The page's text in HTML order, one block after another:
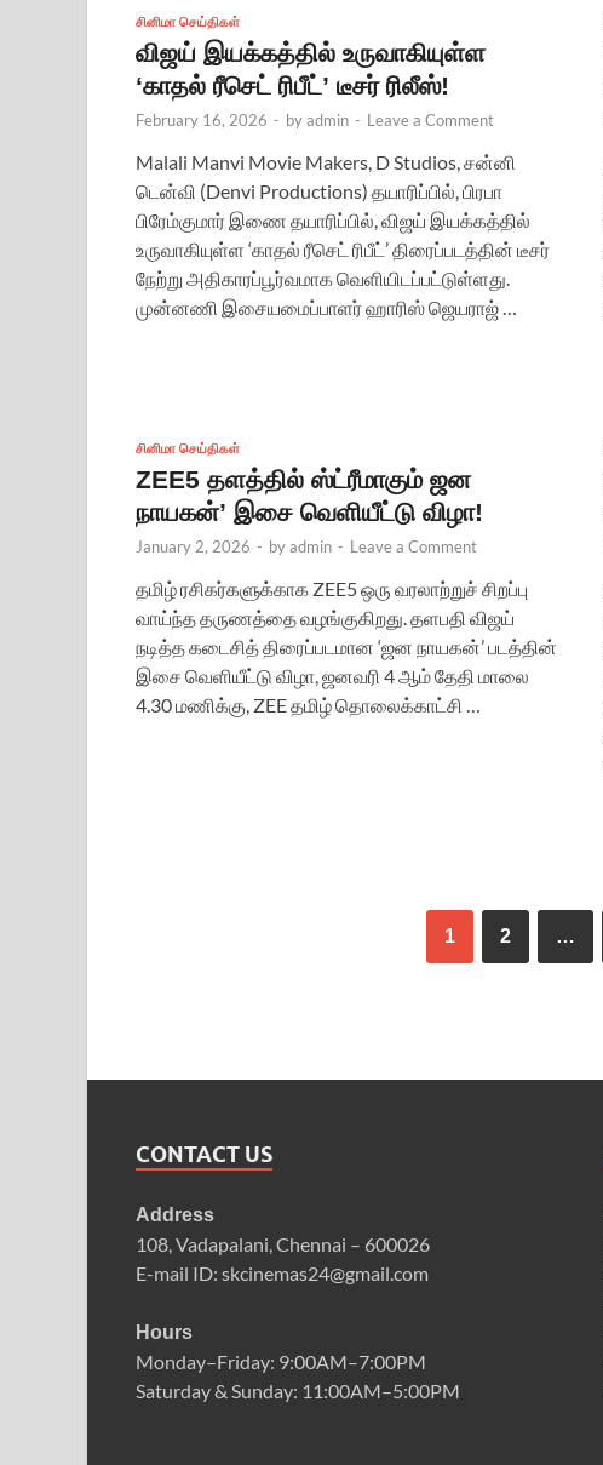
சினிமா செய்திகள்
விஜய் இயக்கத்தில் உருவாகியுள்ள
‘காதல் ரீசெட் ரிபீட்’ டீசர் ரிலீஸ்!
February 16, 2026 - byadmin - Leave a Comment
Malali Manvi Movie Makers, D Studios, சன்னி
டென்வி (Denvi Productions) தயாரிப்பில், பிரபா
பிரேம்குமார் இணை தயாரிப்பில், விஜய் இயக்கத்தில்
உருவாகியுள்ள ‘காதல் ரீசெட் ரிபீட்’ திரைப்படத்தின் டீசர்
நேற்று அதிகாரப்பூர்வமாக வெளியிடப்பட்டுள்ளது.
முன்னணி இசையமைப்பாளர் ஹாரிஸ் ஜெயராஜ் …
சினிமா செய்திகள்
ZEE5 தளத்தில் ஸ்ட்ரீமாகும் ஜன
நாயகன்’ இசை வெளியீட்டு விழா!
January 2, 2026 - byadmin - Leave a Comment
தமிழ் ரசிகர்களுக்காக ZEE5 ஒரு வரலாற்றுச் சிறப்பு
வாய்ந்த தருணத்தை வழங்குகிறது. தளபதி விஜய்
நடித்த கடைசித் திரைப்படமான ‘ஜன நாயகன்’ படத்தின்
இசை வெளியீட்டு விழா, ஜனவரி 4 ஆம் தேதி மாலை
4.30 மணிக்கு, ZEE தமிழ் தொலைக்காட்சி …
1 2 …
CONTACT US
Address
108, Vadapalani, Chennai – 600026
E-mail ID: skcinemas24@gmail.com
Hours
Monday–Friday: 9:00AM–7:00PM
Saturday & Sunday: 11:00AM–5:00PM